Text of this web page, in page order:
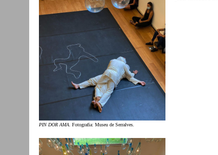
PIN DOR AMA . Fotografia: Museu de Serralves.